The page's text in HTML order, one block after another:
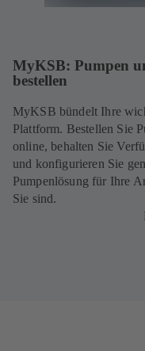
MyKSB: Pumpen
bestellen
MyKSB bündelt Ihre
Plattform. Bestellen Sie
online, behalten Sie
und konfigurieren Sie
Pumpenlösung für Ihre
Sie sind.